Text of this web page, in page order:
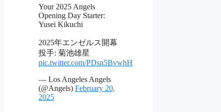
Your 2025 Angels
Opening Day Starter:
Yusei Kikuchi
2025年エンゼルス開幕
投手: 菊池雄星
pic.twitter.com/PDsn5BvwhH
— Los Angeles Angels
(@Angels) February 20,
2025